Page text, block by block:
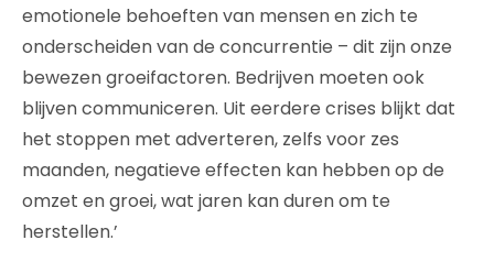
emotionele behoeften van mensen en zich te
onderscheiden van de concurrentie – dit zijn onze
bewezen groeifactoren. Bedrijven moeten ook
blijven communiceren. Uit eerdere crises blijkt dat
het stoppen met adverteren, zelfs voor zes
maanden, negatieve effecten kan hebben op de
omzet en groei, wat jaren kan duren om te
herstellen.’